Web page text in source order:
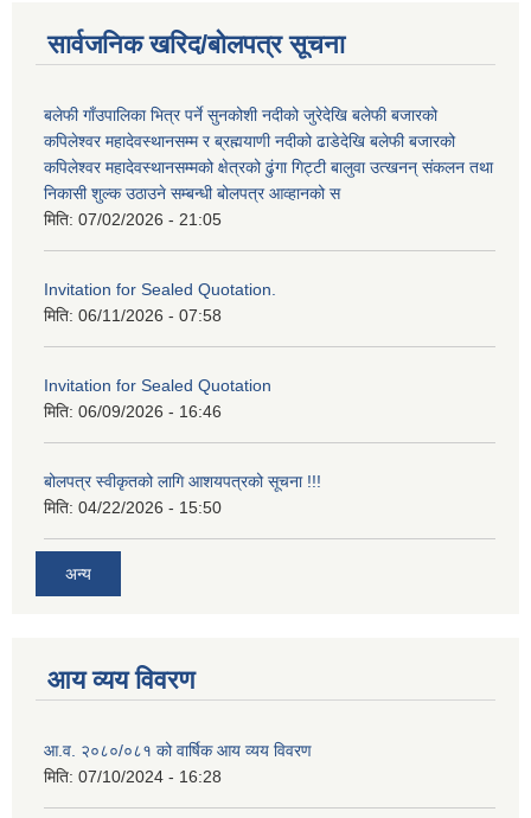
सार्वजनिक खरिद/बोलपत्र सूचना
बलेफी गाँउपालिका भित्र पर्ने सुनकोशी नदीको जुरेदेखि बलेफी बजारको
कपिलेश्वर महादेवस्थानसम्म र ब्रह्मयाणी नदीको ढाडेदेखि बलेफी बजारको
कपिलेश्वर महादेवस्थानसम्मको क्षेत्रको ढुंगा गिट्टी बालुवा उत्खनन् संकलन तथा
निकासी शुल्क उठाउने सम्बन्धी बोलपत्र आव्हानको स
मिति: 07/02/2026 - 21:05
Invitation for Sealed Quotation.
मिति: 06/11/2026 - 07:58
Invitation for Sealed Quotation
मिति: 06/09/2026 - 16:46
बोलपत्र स्वीकृतको लागि आशयपत्रको सूचना !!!
मिति: 04/22/2026 - 15:50
अन्य
आय व्यय विवरण
आ.व. २०८०/०८१ को वार्षिक आय व्यय विवरण
मिति: 07/10/2024 - 16:28